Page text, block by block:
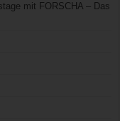
mit FORSCHA – Das